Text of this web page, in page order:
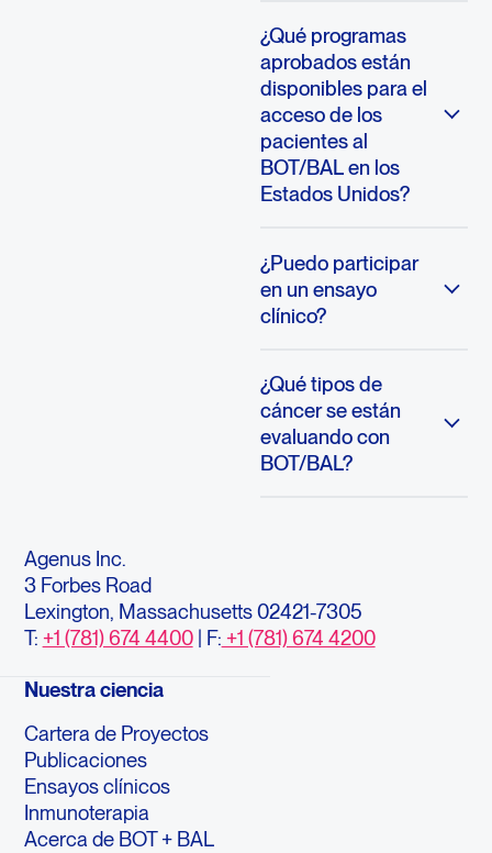
¿Qué programas
aprobados están
disponibles para el
acceso de los
pacientes al
BOT/BAL en los
Estados Unidos?
¿Puedo participar
en un ensayo
clínico?
¿Qué tipos de
cáncer se están
evaluando con
BOT/BAL?
Agenus Inc.
3 Forbes Road
Lexington, Massachusetts 02421-7305
T: +1 (781) 674 4400| F: +1 (781) 674 4200
Nuestra ciencia
Cartera de Proyectos
Publicaciones
Ensayos clínicos
Inmunoterapia
Acerca de BOT + BAL